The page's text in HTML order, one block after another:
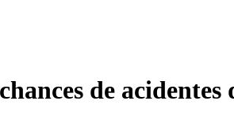
de acidentes